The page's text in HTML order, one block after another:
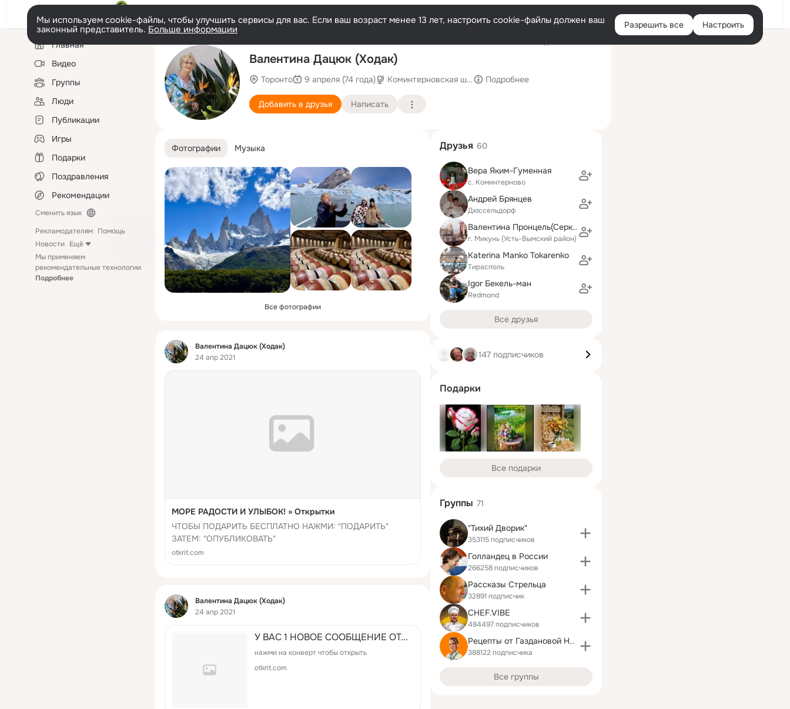
Войти
Мы используем cookie-файлы, чтобы улучшить сервисы для вас. Если ваш возраст менее 13 лет, настроить cookie-файлы должен ваш
законный представитель. Больше информации Разрешить все Настроить
Левая
колонкаГлавная
Видео
Группы
Люди
Публикации
Игры
Подарки
Поздравления
Рекомендации
Сменить язык
Рекламодателям Помощь
Новости Ещё
Мы применяем
рекомендательные технологии
Подробнее
Валентина Дацюк (Ходак)
Торонто 9 апреля (74 года) Коминтерновская школа Подробнее
Добавить в друзья Написать
Фотографии Музыка
Все фотографии
Фид
Валентина Дацюк (Ходак)
24 апр 2021
МОРЕ РАДОСТИ И УЛЫБОК! » Открытки
ЧТОБЫ ПОДАРИТЬ БЕСПЛАТНО НАЖМИ: "ПОДАРИТЬ"
ЗАТЕМ: "ОПУБЛИКОВАТЬ"
otkrit.com
Фид
Валентина Дацюк (Ходак)
24 апр 2021
У ВАС 1 НОВОЕ СООБЩЕНИЕ ОТ...
нажми на конверт чтобы открыть
otkrit.com
Друзья 60
Вера Яким-Гуменная
с. Коминтерново
Андрей Брянцев
Дюссельдорф
Валентина Пронцель(Серкова)
г. Микунь (Усть-Вымский район)
Katerina Manko Tokarenko
Тирасполь
Igor Бeкeль-ман
Redmond
Все друзья
147 подписчиков
Подарки
Все подарки
Группы 71
"Тихий Дворик"
353115 подписчиков
Голландец в России
266258 подписчиков
Рассказы Стрельца
32891 подписчик
CHEF.VIBE
484497 подписчиков
Рецепты от Газдановой Нины
388122 подписчика
Все группы